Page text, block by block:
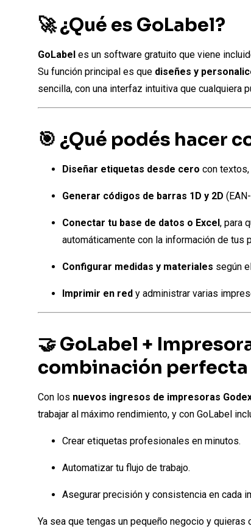
🚀 ¿Qué es GoLabel?
GoLabel es un software gratuito que viene
Su función principal es que diseñes y
sencilla, con una interfaz intuitiva que cualquiera
🎯 ¿Qué podés hacer
Diseñar etiquetas desde cero con
Generar códigos de barras 1D y 2D
Conectar tu base de datos o Excel, para
automáticamente con la información de tus
Configurar medidas y materiales según
Imprimir en red y administrar varias
🤝 GoLabel +
combinación perfecta
Con los nuevos ingresos de impresoras
trabajar al máximo rendimiento, y con GoLabel
Crear etiquetas profesionales en minutos.
Automatizar tu flujo de trabajo.
Asegurar precisión y consistencia en cada
Ya sea que tengas un pequeño negocio y